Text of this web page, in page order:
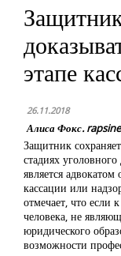
этапе
26.11.2018
Алиса Фокс.
Защитник
стадиях
является
кассации или
отмечает, что если
человека, не
юридического
возможности